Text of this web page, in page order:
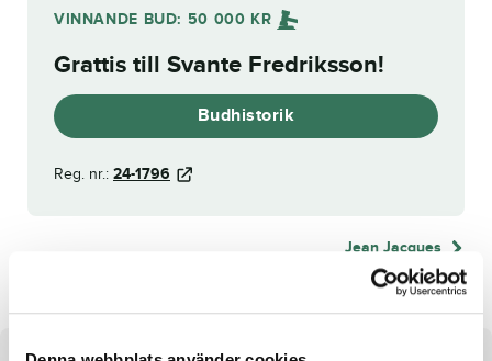
VINNANDE BUD: 50 000 KR
Grattis till Svante Fredriksson!
Budhistorik
Reg. nr.: 24-1796
Jean Jacques